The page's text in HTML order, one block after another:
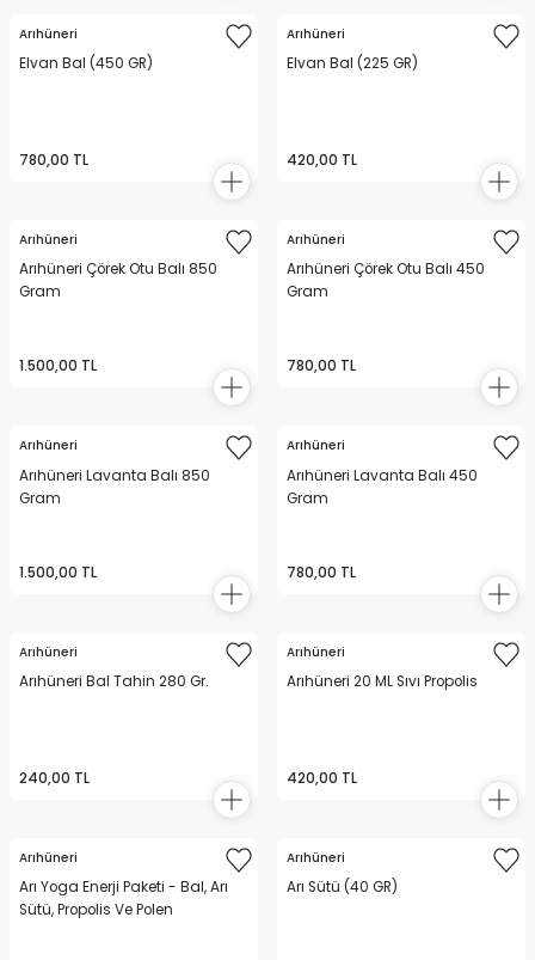
Arıhüneri
Elvan Bal (450 GR)
780,00 TL
Arıhüneri
Elvan Bal (225 GR)
420,00 TL
Arıhüneri
Arıhüneri Çörek Otu Balı 850
Gram
1.500,00 TL
Arıhüneri
Arıhüneri Çörek Otu Balı 450
Gram
780,00 TL
Arıhüneri
Arıhüneri Lavanta Balı 850
Gram
1.500,00 TL
Arıhüneri
Arıhüneri Lavanta Balı 450
Gram
780,00 TL
Arıhüneri
Arıhüneri Bal Tahin 280 Gr.
240,00 TL
Arıhüneri
Arıhüneri 20 ML Sıvı Propolis
420,00 TL
Arıhüneri
Arı Yoga Enerji Paketi - Bal, Arı
Sütü, Propolis Ve Polen
Arıhüneri
Arı Sütü (40 GR)